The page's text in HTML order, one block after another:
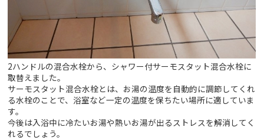
2ハンドルの混合水栓から、シャワー付サーモスタット混合水栓に
取替えました。
サーモスタット混合水栓とは、お湯の温度を自動的に調節してくれ
る水栓のことで、浴室など一定の温度を保ちたい場所に適していま
す。
今後は入浴中に冷たいお湯や熱いお湯が出るストレスを解消してく
れるでしょう。